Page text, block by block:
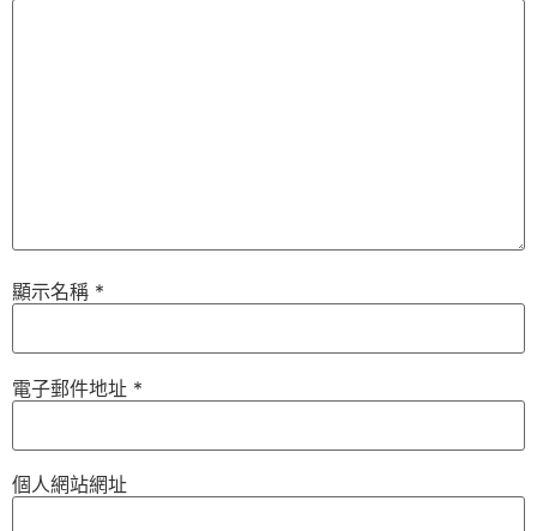
顯示名稱 *
電子郵件地址 *
個人網站網址